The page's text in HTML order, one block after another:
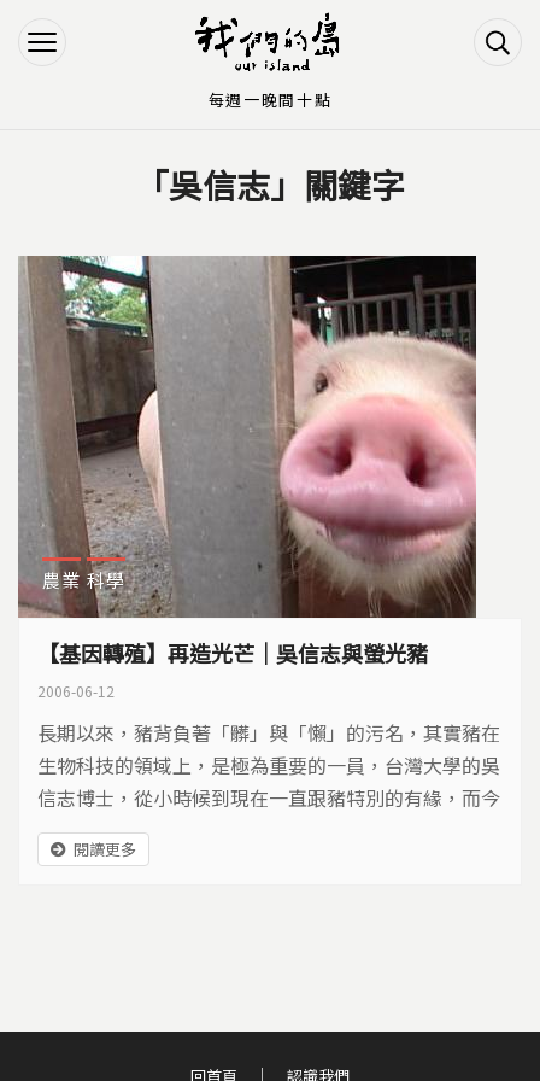
Jump to Navigation
Jump to Main content
「吳信志」關鍵字
農業 科學
【基因轉殖】再造光芒｜吳信志與螢光豬
2006-06-12
長期以來，豬背負著「髒」與「懶」的污名，其實豬在
生物科技的領域上，是極為重要的一員，台灣大學的吳
信志博士，從小時候到現在一直跟豬特別的有緣，而今
他投入基因轉殖豬的研究，再造生物科技的光芒。
閱讀更多
回首頁 認識我們
每週一晚間十點